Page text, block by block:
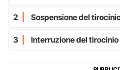
2 Sospensione del
3 Interruzione del